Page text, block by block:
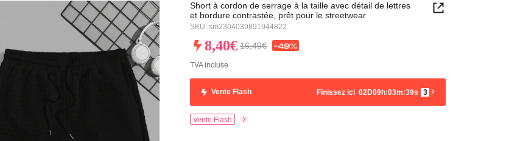
Short à cordon de serrage à la taille avec détail de lettres
et bordure contrastée, prêt pour le streetwear
SKU: sm2304039891944822
8,40€ 16,49€ -49%
TVA incluse
Vente Flash Finissez ici 02D09h:03m:38s 4
Vente Flash